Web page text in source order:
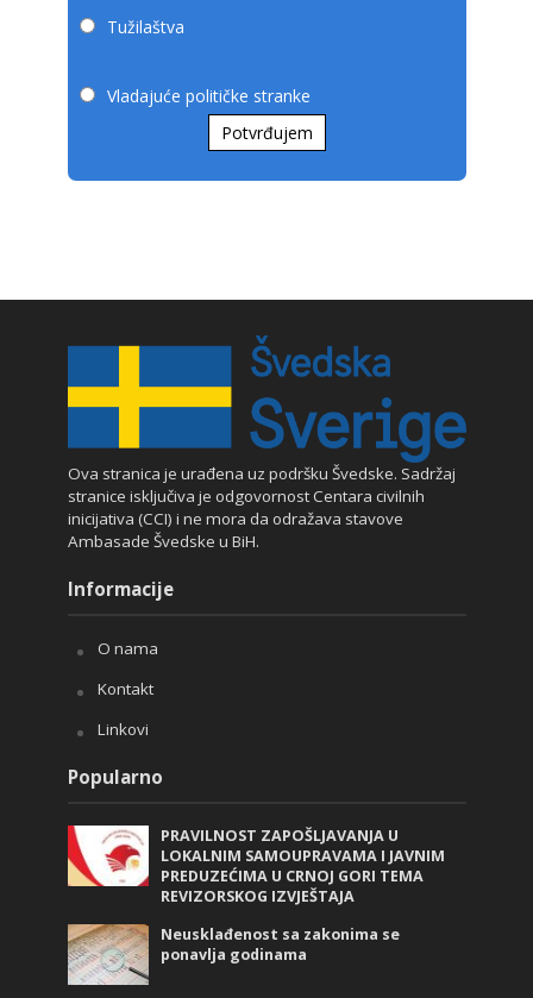
Tužilaštva
Vladajuće političke stranke
Potvrđujem
Ova stranica je urađena uz podršku Švedske. Sadržaj
stranice isključiva je odgovornost Centara civilnih
inicijativa (CCI) i ne mora da odražava stavove
Ambasade Švedske u BiH.
Informacije
O nama
Kontakt
Linkovi
Popularno
PRAVILNOST ZAPOŠLJAVANJA U
LOKALNIM SAMOUPRAVAMA I JAVNIM
PREDUZEĆIMA U CRNOJ GORI TEMA
REVIZORSKOG IZVJEŠTAJA
Neusklađenost sa zakonima se
ponavlja godinama